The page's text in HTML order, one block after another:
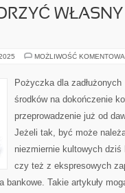
MOŻLIWOŚĆ
Pożyczka dla
środków na dokończenie
przeprowadzenie już od
Jeżeli tak, być może
niezmiernie kultowych
czy też z ekspresowych
Takie artykuły